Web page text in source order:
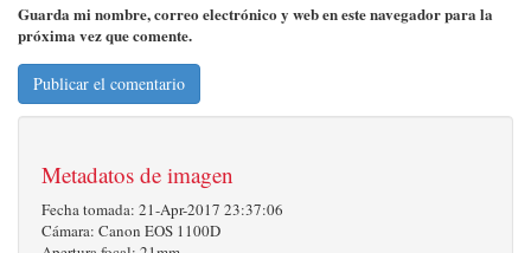
Guarda mi nombre, correo electrónico y web en este navegador para la
próxima vez que comente.
Metadatos de imagen
Fecha tomada: 21-Apr-2017 23:37:06
Cámara: Canon EOS 1100D